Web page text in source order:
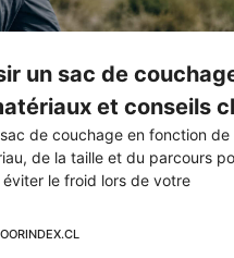
un sac de
et conseils
de couchage en fonction de
de la taille et du parcours
le froid lors de votre